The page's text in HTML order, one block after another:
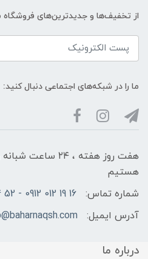
از تخفیف‌ها و جدیدترین‌های فروشگاه
ما را در شبکه‌های اجتماعی دنبال کنید:
هفت روز هفته ، ۲۴
هستیم
شماره تماس:
16 19 012 0912 - 52 14 00 77 021
آدرس ایمیل:
درباره ما